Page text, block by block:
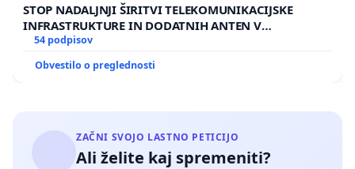
STOP NADALJNJI ŠIRITVI TELEKOMUNIKACIJSKE
INFRASTRUKTURE IN DODATNIH ANTEN V
GRADIŠČAKU
54 podpisov
Obvestilo o preglednosti
ZAČNI SVOJO LASTNO PETICIJO
Ali želite kaj spremeniti?